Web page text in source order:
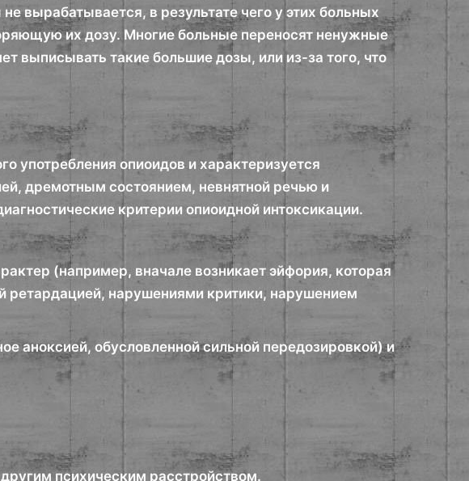
в результате чего у этих больных
их дозу. Многие больные переносят ненужные
выписывать такие большие дозы, или из-за того, что
употребления опиоидов и характеризуется
дремотным состоянием, невнятной речью и
критерии опиоидной интоксикации.
(например, вначале возникает эйфория, которая
ретардацией, нарушениями критики, нарушением
аноксией, обусловленной сильной передозировкой) и
психическим расстройством.